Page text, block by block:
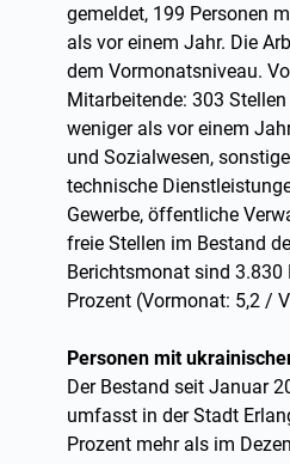
gemeldet, 199 Personen
als vor einem Jahr. Die
dem Vormonatsniveau.
Mitarbeitende: 303
weniger als vor einem
und Sozialwesen,
technische
Gewerbe, öffentliche
freie Stellen im Bestand
Berichtsmonat sind
Prozent (Vormonat: 5,2 /
Personen mit
Der Bestand seit Januar
umfasst in der Stadt
Prozent mehr als im